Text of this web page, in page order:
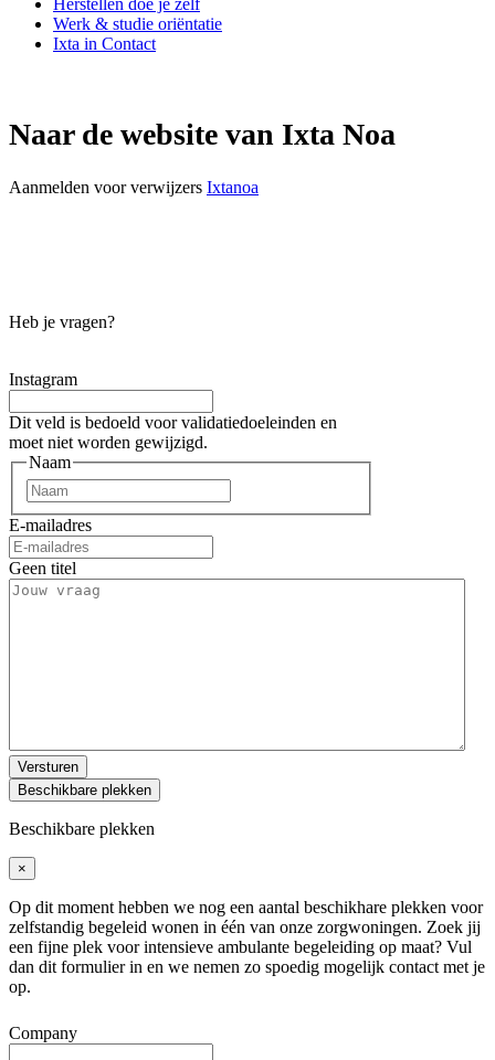
Herstellen doe je zelf
Werk & studie oriëntatie
Ixta in Contact
Naar de website van Ixta Noa
Aanmelden voor verwijzers Ixtanoa
Heb je vragen?
Instagram
Dit veld is bedoeld voor validatiedoeleinden en
moet niet worden gewijzigd.
Naam
E-mailadres
Geen titel
Versturen
Beschikbare plekken
Beschikbare plekken
×
Op dit moment hebben we nog een aantal beschikhare plekken voor
zelfstandig begeleid wonen in één van onze zorgwoningen. Zoek jij
een fijne plek voor intensieve ambulante begeleiding op maat? Vul
dan dit formulier in en we nemen zo spoedig mogelijk contact met je
op.
Company